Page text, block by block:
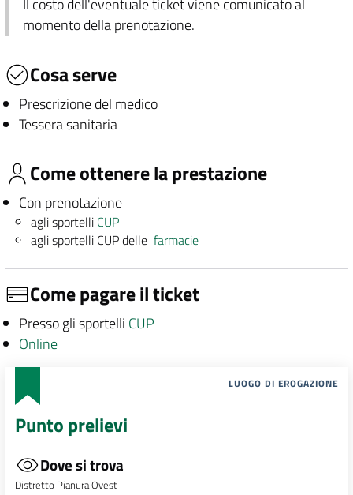
Il costo dell'eventuale ticket viene comunicato al
momento della prenotazione.
Cosa serve
Prescrizione del medico
Tessera sanitaria
Come ottenere la prestazione
Con prenotazione
agli sportelli CUP
agli sportelli CUP dellefarmacie
Come pagare il ticket
Presso gli sportelli CUP
Online
LUOGO DI EROGAZIONE
Punto prelievi
Dove si trova
Distretto Pianura Ovest